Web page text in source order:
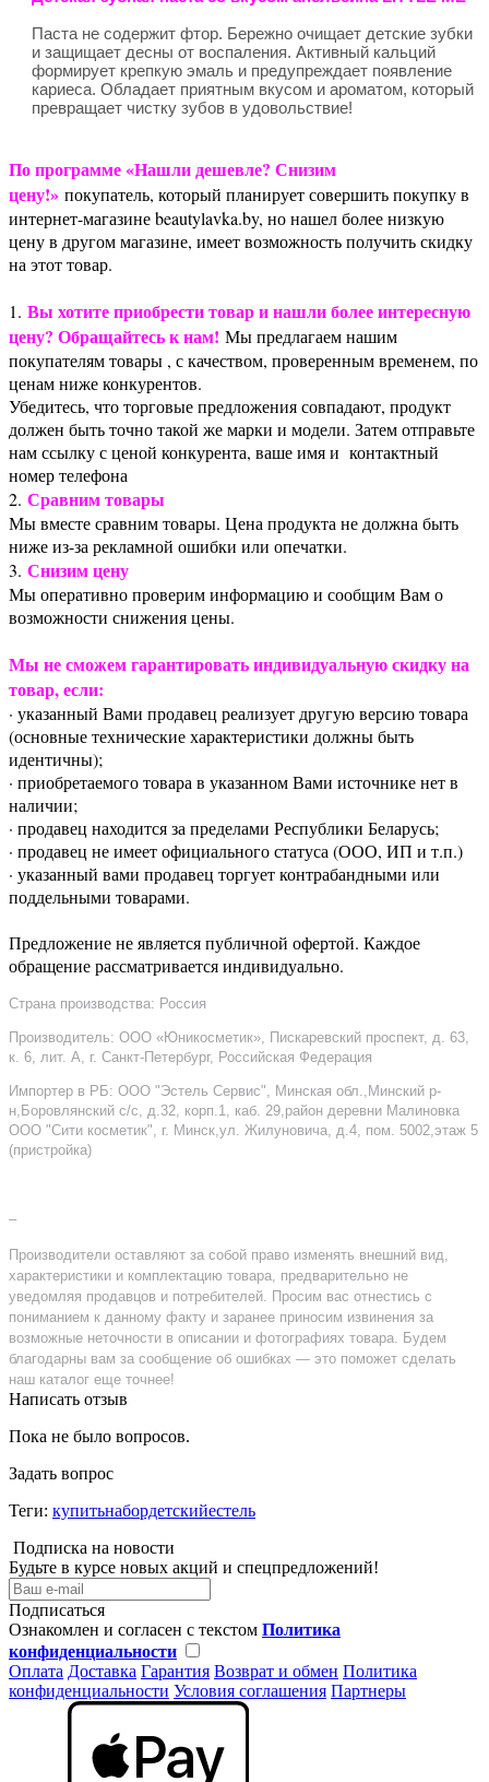
Паста не содержит фтор. Бережно очищает детские зубки
и защищает десны от воспаления. Активный кальций
формирует крепкую эмаль и предупреждает появление
кариеса. Обладает приятным вкусом и ароматом, который
превращает чистку зубов в удовольствие!
По программе «Нашли дешевле? Снизим
цену!» покупатель, который планирует совершить покупку в
интернет-магазине beautylavka.by, но нашел более низкую
цену в другом магазине, имеет возможность получить скидку
на этот товар.
1. Вы хотите приобрести товар и нашли более интересную
цену? Обращайтесь к нам! Мы предлагаем нашим
покупателям товары , с качеством, проверенным временем, по
ценам ниже конкурентов.
Убедитесь, что торговые предложения совпадают, продукт
должен быть точно такой же марки и модели. Затем отправьте
нам ссылку с ценой конкурента, ваше имя и контактный
номер телефона
2. Сравним товары
Мы вместе сравним товары. Цена продукта не должна быть
ниже из-за рекламной ошибки или опечатки.
3. Снизим цену
Мы оперативно проверим информацию и сообщим Вам о
возможности снижения цены.
Мы не сможем гарантировать индивидуальную скидку на
товар, если:
· указанный Вами продавец реализует другую версию товара
(основные технические характеристики должны быть
идентичны);
· приобретаемого товара в указанном Вами источнике нет в
наличии;
· продавец находится за пределами Республики Беларусь;
· продавец не имеет официального статуса (ООО, ИП и т.п.)
· указанный вами продавец торгует контрабандными или
поддельными товарами.
Предложение не является публичной офертой. Каждое
обращение рассматривается индивидуально.
Страна производства: Россия
Производитель: ООО «Юникосметик», Пискаревский проспект, д. 63,
к. 6, лит. А, г. Санкт-Петербург, Российская Федерация
Импортер в РБ: ООО "Эстель Сервис", Минская обл.,Минский р-
н,Боровлянский с/с, д.32, корп.1, каб. 29,район деревни Малиновка
ООО "Сити косметик", г. Минск,ул. Жилуновича, д.4, пом. 5002,этаж 5
(пристройка)
–
Производители оставляют за собой право изменять внешний вид,
характеристики и комплектацию товара, предварительно не
уведомляя продавцов и потребителей. Просим вас отнестись с
пониманием к данному факту и заранее приносим извинения за
возможные неточности в описании и фотографиях товара. Будем
благодарны вам за сообщение об ошибках — это поможет сделать
наш каталог еще точнее!
Написать отзыв
Пока не было вопросов.
Задать вопрос
Теги: купитьнабордетскийестель
Подписка на новости
Будьте в курсе новых акций и спецпредложений!
Подписаться
Ознакомлен и согласен с текстом Политика
конфиденциальности
Оплата Доставка Гарантия Возврат и обмен Политика
конфиденциальности Условия соглашения Партнеры